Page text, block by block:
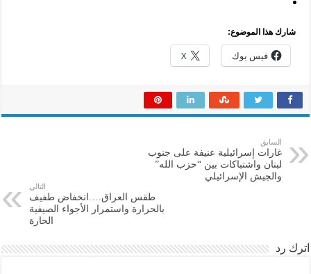
شارك هذا الموضوع:
فيس بوك X
السابق
غارات إسرائيلية عنيفة على جنوب
لبنان واشتباكات بين “حزب الله”
والجيش الإسرائيلي
التالي
طقس العراق….انخفاض طفيف
بالحرارة واستمرار الأجواء الصيفية
الحارة
اترك رد